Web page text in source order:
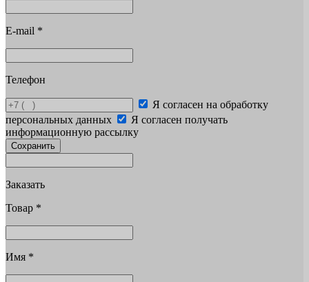
E-mail *
Телефон
Я согласен на обработку
персональных данных
Я согласен получать
информационную рассылку
Сохранить
Заказать
Товар *
Имя *